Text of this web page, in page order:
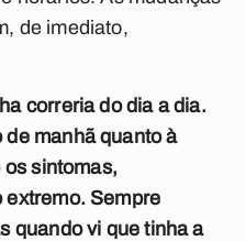
de imediato,
correria do dia a dia.
de manhã quanto à
sintomas,
extremo. Sempre
quando vi que tinha a